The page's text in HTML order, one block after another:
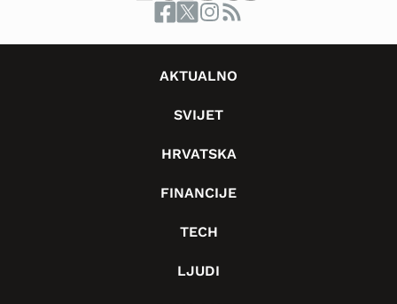
AKTUALNO
SVIJET
HRVATSKA
FINANCIJE
TECH
LJUDI